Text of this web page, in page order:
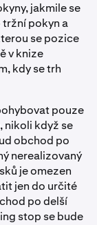
jakmile se
pokyn a
se pozice
v knize
kdy se trh
pouze
nikoli když se
obchod po
nerealizovaný
je omezen
jen do určité
po delší
stop se bude